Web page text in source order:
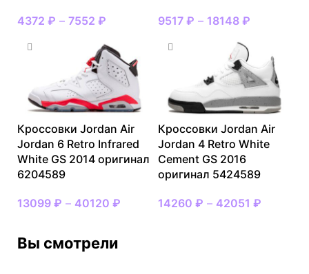
4372 ₽ – 7552 ₽ 9517 ₽ – 18148 ₽
Кроссовки Jordan Air
Jordan 6 Retro Infrared
White GS 2014 оригинал
6204589
13099 ₽ – 40120 ₽
Кроссовки Jordan Air
Jordan 4 Retro White
Cement GS 2016
оригинал 5424589
14260 ₽ – 42051 ₽
Вы смотрели